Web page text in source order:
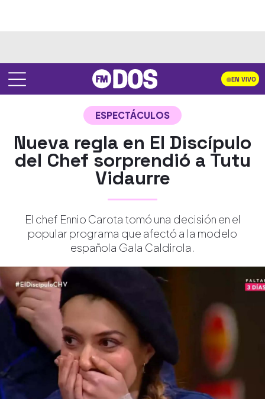
EN VIVO
ESPECTÁCULOS
Nueva regla en El Discípulo
del Chef sorprendió a Tutu
Vidaurre
El chef Ennio Carota tomó una decisión en el
popular programa que afectó a la modelo
española Gala Caldirola.